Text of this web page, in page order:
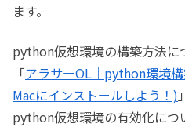
ます。
python仮想環境の構築方法に
「アラサーOL｜python環境
Macにインストールしよう！)
python仮想環境の有効化につ